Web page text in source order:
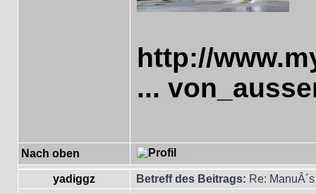
http://
...
Nach oben
yadiggz Betreff des Beitrags: Re: